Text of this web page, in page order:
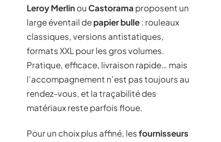
Leroy MerlinouCastorama proposent un
large éventail depapier bulle: rouleaux
classiques, versions antistatiques,
formats XXL pour les gros volumes.
Pratique, efficace, livraison rapide… mais
l’accompagnement n’est pas toujours au
rendez-vous, et la traçabilité des
matériaux reste parfois floue.
Pour un choix plus affiné, lesfournisseurs